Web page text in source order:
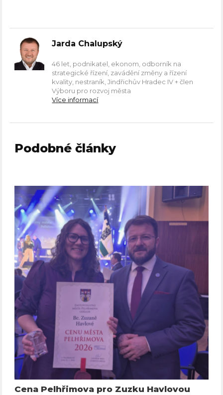
Jarda Chalupský
46 let, podnikatel, ekonom, odborník na
strategické řízení, zavádění změny a řízení
kvality, nestraník, Jindřichův Hradec IV + člen
Výboru pro rozvoj města
Více informací
Podobné články
Cena Pelhřimova pro Zuzku Havlovou